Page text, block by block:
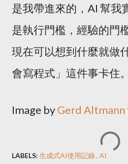
是我帶進來的，AI 幫我
是執行門檻，經驗的門
現在可以想到什麼就做
會寫程式」這件事卡住。
Image byGerd Altmann
LABELS: 生成式AI使用記錄 AI